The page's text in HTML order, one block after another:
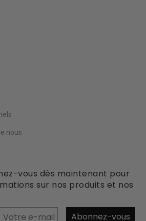
nous
vous dès maintenant pour
sur nos produits et nos
Abonnez-vous